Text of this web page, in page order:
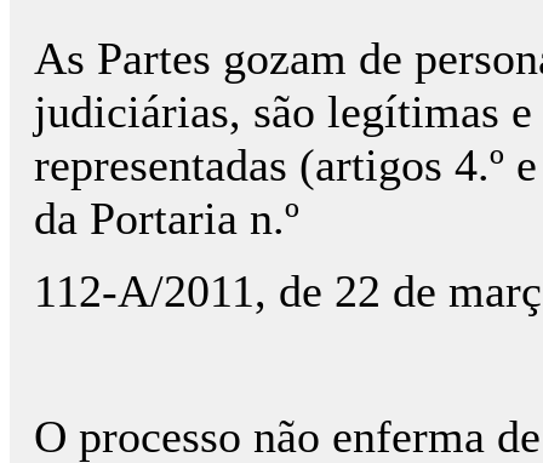
As Partes gozam de
judiciárias, são legítimas e
representadas (artigos 4.º
da Portaria n.º
112-A/2011, de 22 de
O processo não enferma